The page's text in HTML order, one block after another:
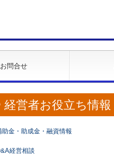
お問合せ
経営者お役立ち情報